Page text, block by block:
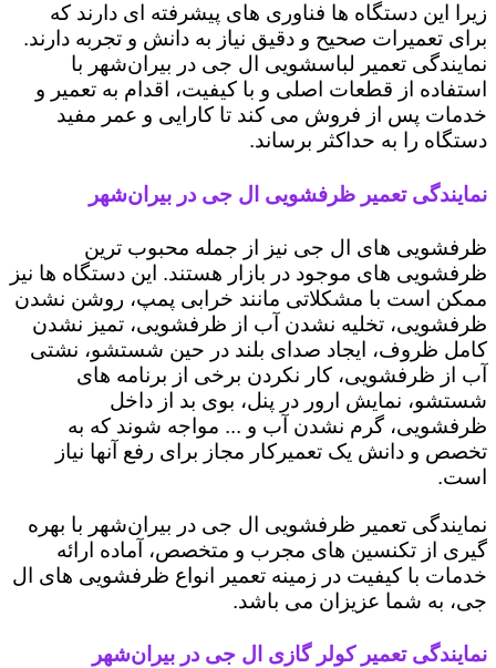
زیرا این دستگاه ها فناوری های پیشرفته ای دارند که
برای تعمیرات صحیح و دقیق نیاز به دانش و تجربه دارند.
نمایندگی تعمیر لباسشویی ال جی در بیران‌شهر با
استفاده از قطعات اصلی و با کیفیت، اقدام به تعمیر و
خدمات پس از فروش می کند تا کارایی و عمر مفید
دستگاه را به حداکثر برساند.
نمایندگی تعمیر ظرفشویی ال جی در بیران‌شهر
ظرفشویی های ال جی نیز از جمله محبوب ترین
ظرفشویی های موجود در بازار هستند. این دستگاه ها نیز
ممکن است با مشکلاتی مانند خرابی پمپ، روشن نشدن
ظرفشویی، تخلیه نشدن آب از ظرفشویی، تمیز نشدن
کامل ظروف، ایجاد صدای بلند در حین شستشو، نشتی
آب از ظرفشویی، کار نکردن برخی از برنامه های
شستشو، نمایش ارور در پنل، بوی بد از داخل
ظرفشویی، گرم نشدن آب و ... مواجه شوند که به
تخصص و دانش یک تعمیرکار مجاز برای رفع آنها نیاز
است.
نمایندگی تعمیر ظرفشویی ال جی در بیران‌شهر با بهره
گیری از تکنسین های مجرب و متخصص، آماده ارائه
خدمات با کیفیت در زمینه تعمیر انواع ظرفشویی های ال
جی، به شما عزیزان می باشد.
نمایندگی تعمیر کولر گازی ال جی در بیران‌شهر